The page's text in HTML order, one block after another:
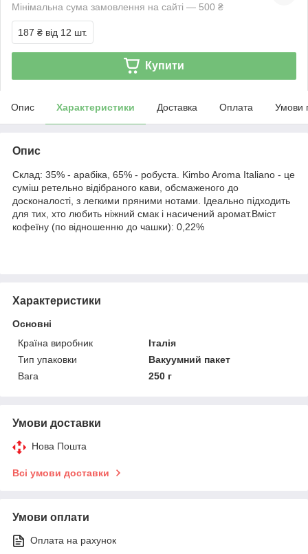
Мінімальна сума замовлення на сайті — 500 ₴
187 ₴ від 12 шт.
Купити
Опис Характеристики Доставка Оплата Умови
Опис
Склад: 35% - арабіка, 65% - робуста. Kimbo Aroma Italiano - це
суміш ретельно відібраного кави, обсмаженого до
досконалості, з легкими пряними нотами. Ідеально підходить
для тих, хто любить ніжний смак і насичений аромат.Вміст
кофеїну (по відношенню до чашки): 0,22%
Характеристики
Основні
Країна виробник
Італія
Тип упаковки
Вакуумний пакет
Вага
250 г
Умови доставки
Нова Пошта
Всі умови доставки
Умови оплати
Оплата на рахунок